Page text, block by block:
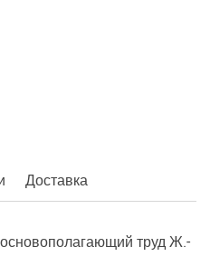
Доставка
труд Ж.-